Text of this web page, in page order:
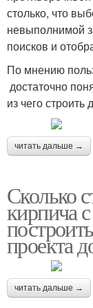
столько, что
невыполнимой
поисков и
По мнению
достаточно
из чего
читать дальше →
Сколько
кирпича
проекта
читать дальше →